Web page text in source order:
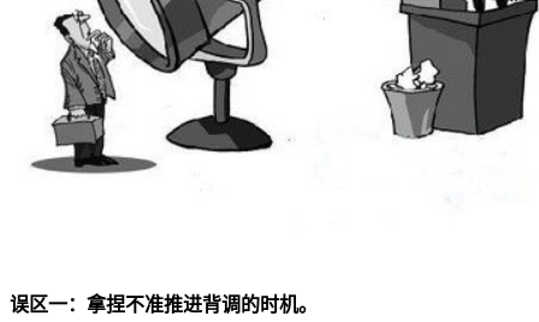
误区一：拿捏不准推进背调的时机。